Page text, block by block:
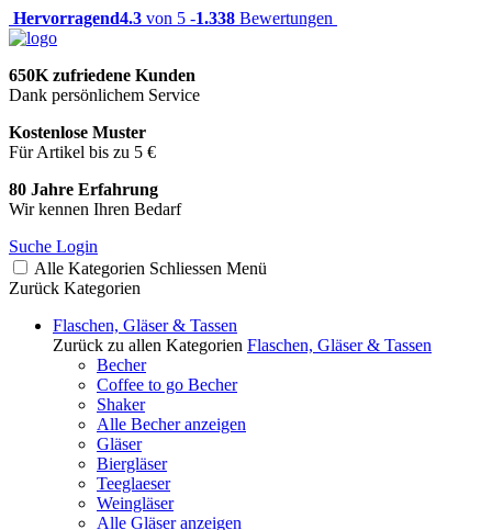
Hervorragend4.3 von 5 -1.338 Bewertungen
650K zufriedene Kunden
Dank persönlichem Service
Kostenlose Muster
Für Artikel bis zu 5 €
80 Jahre Erfahrung
Wir kennen Ihren Bedarf
Suche Login
Alle Kategorien Schliessen Menü
Zurück Kategorien
Flaschen, Gläser & Tassen
Zurück zu allen Kategorien Flaschen, Gläser & Tassen
Becher
Coffee to go Becher
Shaker
Alle Becher anzeigen
Gläser
Biergläser
Teeglaeser
Weingläser
Alle Gläser anzeigen